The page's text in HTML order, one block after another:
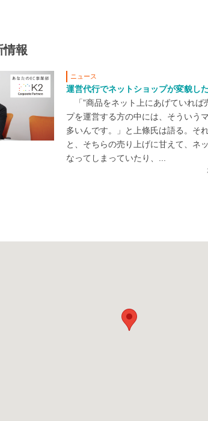
情報
ニュース
運営代行でネットショップが変貌し
「”商品をネット上にあげていれば
プを運営する方の中には、そういう
多いんです。」と上條氏は語る。そ
と、そちらの売り上げに甘えて、ネ
なってしまっていたり、...